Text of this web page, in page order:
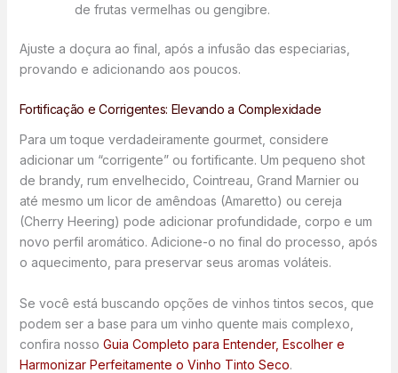
de frutas vermelhas ou gengibre.
Ajuste a doçura ao final, após a infusão das especiarias,
provando e adicionando aos poucos.
Fortificação e Corrigentes: Elevando a Complexidade
Para um toque verdadeiramente gourmet, considere
adicionar um “corrigente” ou fortificante. Um pequeno shot
de brandy, rum envelhecido, Cointreau, Grand Marnier ou
até mesmo um licor de amêndoas (Amaretto) ou cereja
(Cherry Heering) pode adicionar profundidade, corpo e um
novo perfil aromático. Adicione-o no final do processo, após
o aquecimento, para preservar seus aromas voláteis.
Se você está buscando opções de vinhos tintos secos, que
podem ser a base para um vinho quente mais complexo,
confira nosso Guia Completo para Entender, Escolher e
Harmonizar Perfeitamente o Vinho Tinto Seco.